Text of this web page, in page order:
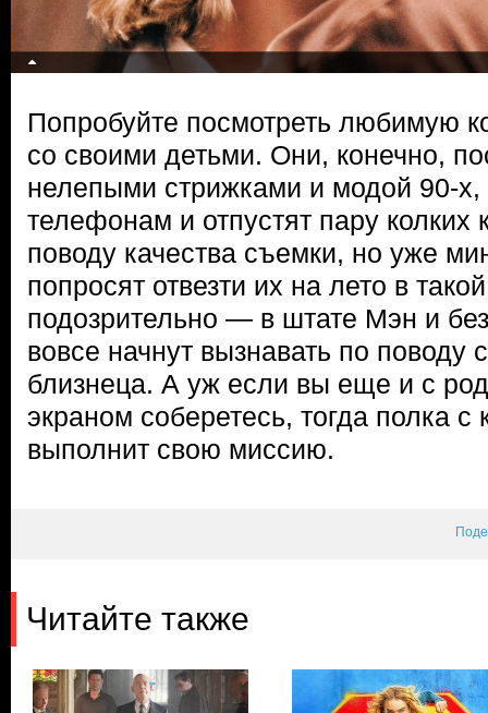
Попробуйте посмотреть любимую
со своими детьми. Они, конечно,
нелепыми стрижками и модой 90-х,
телефонам и отпустят пару колких
поводу качества съемки, но уже
попросят отвезти их на лето в
подозрительно — в штате Мэн и
вовсе начнут вызнавать по поводу
близнеца. А уж если вы еще и с
экраном соберетесь, тогда полка с
выполнит свою миссию.
Читайте также